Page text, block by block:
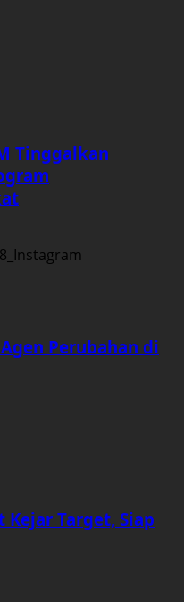
Tinggalkan
Perubahan di
Target, Siap